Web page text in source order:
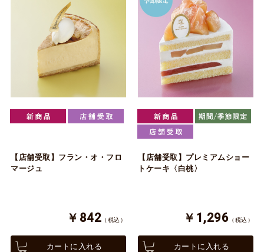
【店舗受取】フラン・オ・フロ
マージュ
￥842 （税込）
カートに入れる
【店舗受取】プレミアムショー
トケーキ〈白桃〉
￥1,296 （税込）
カートに入れる